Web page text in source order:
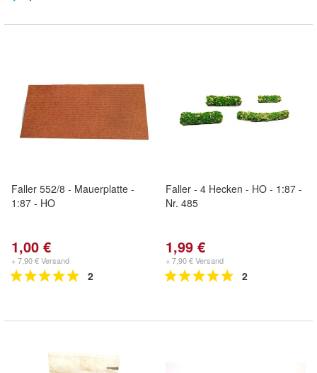
Faller 552/8 - Mauerplatte -
1:87 - HO
1,00 €
+ 7,90 € Versand
2
Faller - 4 Hecken - HO - 1:87 -
Nr. 485
1,99 €
+ 7,90 € Versand
2